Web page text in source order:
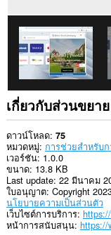
เกี่ยวกับส่วนขยาย
ดาวน์โหลด 75
หมวดหมู่ การช่วยสำหรับก
เวอร์ชัน 1.0.0
ขนาด 13.8 KB
Last update 22 มีนาคม
ใบอนุญาต Copyright
นโยบายความเป็นส่วนตัว
เว็บไซต์การบริการ
หน้าการสนับสนุน https://